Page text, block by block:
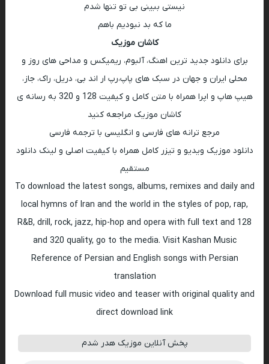
نیستی ببینی بی تو تنها شدم
ما که بد نبودیم باهم
کاشان موزیک
برای دانلود جدید ترین اهنگ، آلبوم، ریمیکس و مداحی های روز و
محلی ایران و جهان در سبک های پاپ،رپ ار اند بی، دریل، راک، جاز،
هیپ هاپ و اپرا همراه با متن کامل و کیفیت 128 و 320 به رسانه ی
کاشان موزیک مراجعه کنید
مرجع ترانه های فارسی و انگلیسی با ترجمه فارسی
دانلود موزیک ویدیو و تیزر کامل همراه با کیفیت اصلی و لینک دانلود
مستقیم
To download the latest songs, albums, remixes and daily and
local hymns of Iran and the world in the styles of pop, rap,
R&B, drill, rock, jazz, hip-hop and opera with full text and 128
and 320 quality, go to the media. Visit Kashan Music
Reference of Persian and English songs with Persian
translation
Download full music video and teaser with original quality and
direct download link
پخش آنلاین موزیک هدر شدم